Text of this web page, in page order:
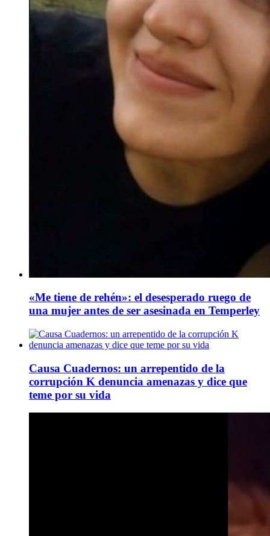
«Me tiene de rehén»: el desesperado ruego de
una mujer antes de ser asesinada en Temperley
Causa Cuadernos: un arrepentido de la
corrupción K denuncia amenazas y dice que
teme por su vida